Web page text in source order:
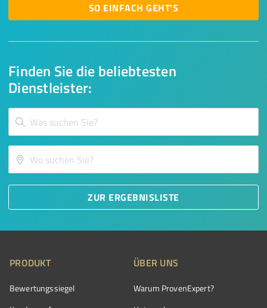
Finden Sie die beliebtesten
Dienstleister:
ZUR ERGEBNISLISTE
SO EINFACH GEHT'S
PRODUKT
Bewertungssiegel
ÜBER UNS
Warum ProvenExpert?